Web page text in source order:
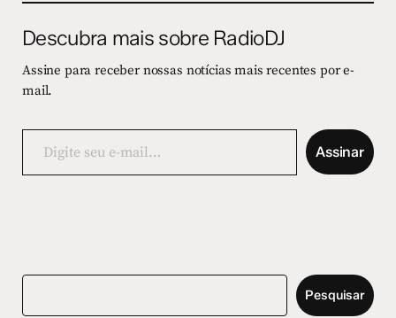
Descubra mais sobre RadioDJ
Assine para receber nossas notícias mais recentes por e-
mail.
mail…
Assinar
Pesquisar